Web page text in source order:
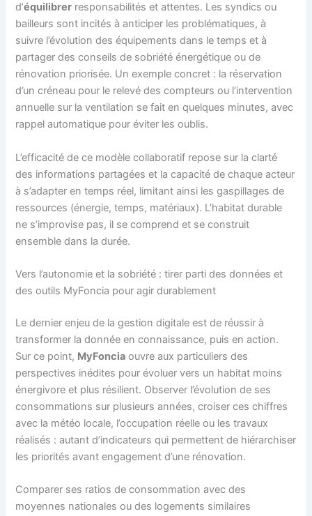
d’équilibrer responsabilités et attentes. Les syndics ou
bailleurs sont incités à anticiper les problématiques, à
suivre l’évolution des équipements dans le temps et à
partager des conseils de sobriété énergétique ou de
rénovation priorisée. Un exemple concret : la réservation
d’un créneau pour le relevé des compteurs ou l’intervention
annuelle sur la ventilation se fait en quelques minutes, avec
rappel automatique pour éviter les oublis.
L’efficacité de ce modèle collaboratif repose sur la clarté
des informations partagées et la capacité de chaque acteur
à s’adapter en temps réel, limitant ainsi les gaspillages de
ressources (énergie, temps, matériaux). L’habitat durable
ne s’improvise pas, il se comprend et se construit
ensemble dans la durée.
Vers l’autonomie et la sobriété : tirer parti des données et
des outils MyFoncia pour agir durablement
Le dernier enjeu de la gestion digitale est de réussir à
transformer la donnée en connaissance, puis en action.
Sur ce point, MyFoncia ouvre aux particuliers des
perspectives inédites pour évoluer vers un habitat moins
énergivore et plus résilient. Observer l’évolution de ses
consommations sur plusieurs années, croiser ces chiffres
avec la météo locale, l’occupation réelle ou les travaux
réalisés : autant d’indicateurs qui permettent de hiérarchiser
les priorités avant engagement d’une rénovation.
Comparer ses ratios de consommation avec des
moyennes nationales ou des logements similaires